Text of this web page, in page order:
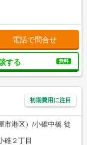
電話で問合せ
する 無料
初期費用に注目
市港区）/小碓中橋 徒
碓２丁目